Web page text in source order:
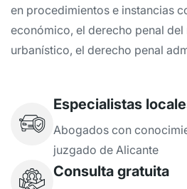
en procedimientos e instancias
económico, el derecho penal
urbanístico, el derecho penal
Especialistas
Abogados con
juzgado de Alicante
Consulta gratuita